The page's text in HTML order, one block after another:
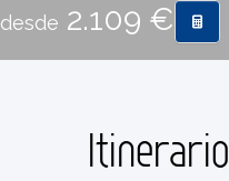
desde 2.109 €
Itinerario